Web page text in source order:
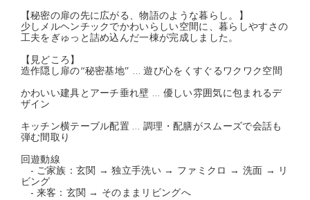
【秘密の扉の先に広がる、物語のような暮らし。】
少しメルヘンチックでかわいらしい空間に、暮らしやすさの
工夫をぎゅっと詰め込んだ一棟が完成しました。
【見どころ】
造作隠し扉の“秘密基地” … 遊び心をくすぐるワクワク空間
かわいい建具とアーチ垂れ壁 … 優しい雰囲気に包まれるデ
ザイン
キッチン横テーブル配置 … 調理・配膳がスムーズで会話も
弾む間取り
回遊動線
- ご家族：玄関 → 独立手洗い → ファミクロ → 洗面 → リ
ビング
- 来客：玄関 → そのままリビングへ